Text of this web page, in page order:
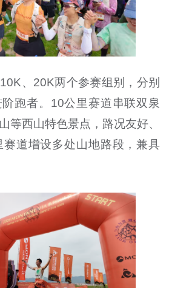
、20K两个参赛组别，分别
跑者。10公里赛道串联双泉
等西山特色景点，路况友好、
道增设多处山地路段，兼具